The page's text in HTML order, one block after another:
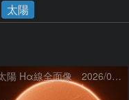
太陽
太陽 Hα線全面像 2026/08/07